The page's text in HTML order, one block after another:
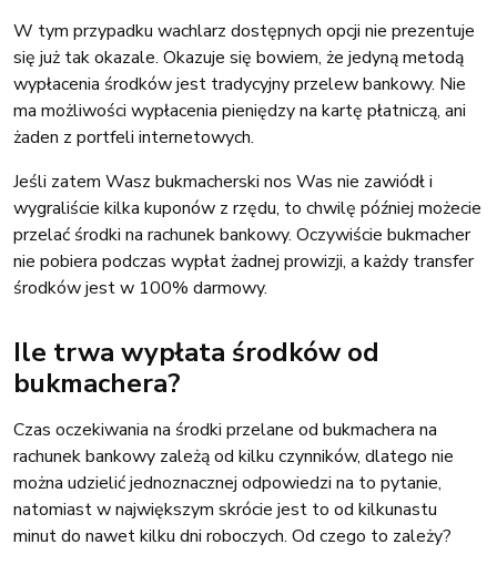
W tym przypadku wachlarz dostępnych opcji nie prezentuje
się już tak okazale. Okazuje się bowiem, że jedyną metodą
wypłacenia środków jest tradycyjny przelew bankowy. Nie
ma możliwości wypłacenia pieniędzy na kartę płatniczą, ani
żaden z portfeli internetowych.
Jeśli zatem Wasz bukmacherski nos Was nie zawiódł i
wygraliście kilka kuponów z rzędu, to chwilę później możecie
przelać środki na rachunek bankowy. Oczywiście bukmacher
nie pobiera podczas wypłat żadnej prowizji, a każdy transfer
środków jest w 100% darmowy.
Ile trwa wypłata środków od
bukmachera?
Czas oczekiwania na środki przelane od bukmachera na
rachunek bankowy zależą od kilku czynników, dlatego nie
można udzielić jednoznacznej odpowiedzi na to pytanie,
natomiast w największym skrócie jest to od kilkunastu
minut do nawet kilku dni roboczych. Od czego to zależy?